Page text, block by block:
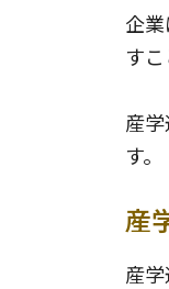
企
すこ
産
す。
産
産